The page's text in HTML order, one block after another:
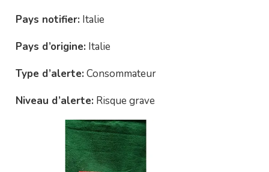
Pays notifier: Italie
Pays d’origine: Italie
Type d’alerte: Consommateur
Niveau d’alerte: Risque grave